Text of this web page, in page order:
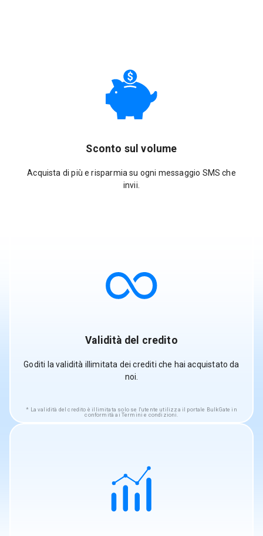
Sconto sul volume
Acquista di più e risparmia su ogni messaggio SMS che
invii.
Validità del credito
Goditi la validità illimitata dei crediti che hai acquistato da
noi.
La validità del credito è illimitata solo se l'utente utilizza il portale BulkGate in
conformità ai Termini e condizioni.